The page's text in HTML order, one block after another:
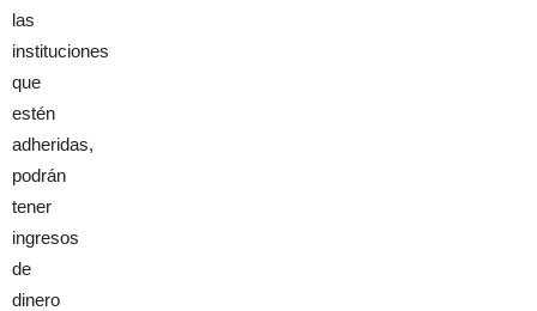
las
instituciones
que
estén
adheridas,
podrán
tener
ingresos
de
dinero